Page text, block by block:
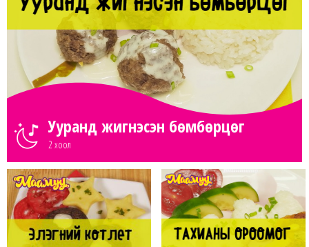
Ууранд жигнэсэн бөмбөрцөг
2 хоол